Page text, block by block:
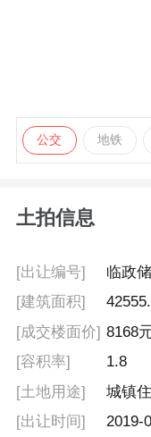
公交 地铁
土拍信息
[出让编号]
临政
[建筑面积]
[成交楼面价] 8168
[容积率]
1.8
[土地用途]
城镇
[出让时间]
2019-